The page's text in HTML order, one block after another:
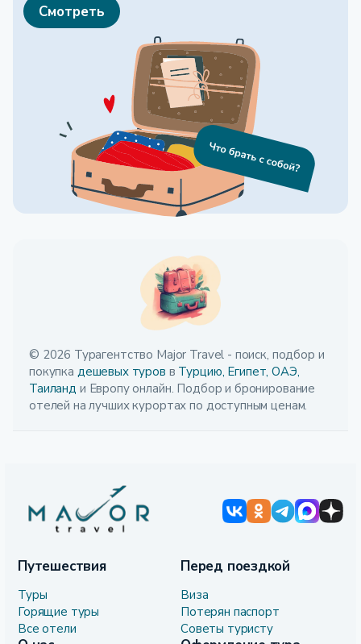
Смотреть
© 2026 Турагентство Major Travel - поиск, подбор и
покупка дешевых туров в Турцию, Египет, ОАЭ,
Таиланд и Европу онлайн. Подбор и бронирование
отелей на лучших курортах по доступным ценам.
Путешествия
Туры
Горящие туры
Все отели
Перед поездкой
Виза
Потерян паспорт
Советы туристу